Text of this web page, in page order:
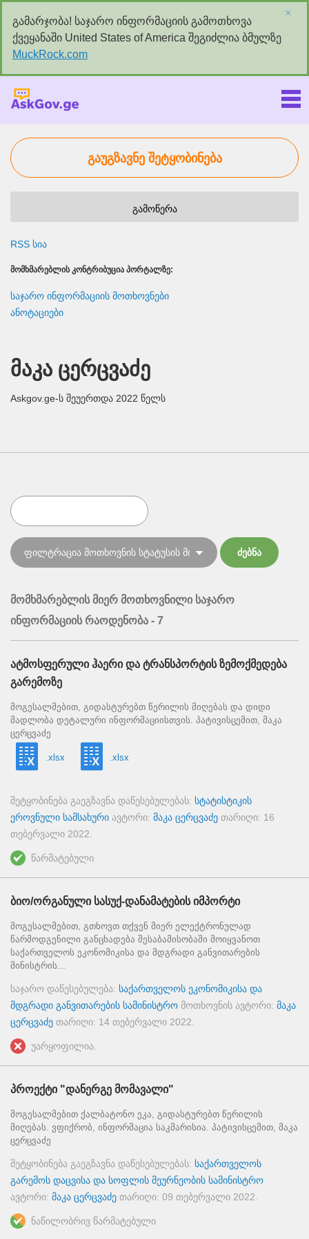
გამარჯობა! საჯარო ინფორმაციის გამოთხოვა
ქვეყანაში United States of America შეგიძლია ბმულზე
MuckRock.com
×
გაუგზავნე შეტყობინება
გამოწერა
RSS სია
ᲛᲝᲛᲮᲛᲐᲠᲔᲑᲚᲘᲡ ᲙᲝᲜᲢᲠᲘᲑᲣᲪᲘᲐ ᲞᲝᲠᲢᲐᲚᲖᲔ:
საჯარო ინფორმაციის მოთხოვნები
ანოტაციები
მაკა ცერცვაძე
Askgov.ge-ს შეუერთდა 2022 წელს
მომხმარებლის მიერ მოთხოვნილი საჯარო
ინფორმაციის რაოდენობა - 7
ატმოსფერული ჰაერი და ტრანსპორტის ზემოქმედება
გარემოზე
მოგესალმებით, გიდასტურებთ წერილის მიღებას და დიდი
მადლობა დეტალური ინფორმაციისთვის. პატივისცემით, მაკა
ცერცვაძე
.xlsx .xlsx
შეტყობინება გაეგზავნა დაწესებულებას: სტატისტიკის
ეროვნული სამსახური ავტორი: მაკა ცერცვაძე თარიღი: 16
თებერვალი 2022
წარმატებული
ბიო/ორგანული სასუქ-დანამატების იმპორტი
მოგესალმებით, გთხოვთ თქვენ მიერ ელექტრონულად
წარმოდგენილი განცხადება შესაბამისობაში მოიყვანოთ
საქართველოს ეკონომიკისა და მდგრადი განვითარების
მინისტრის...
საჯარო დაწესებულება: საქართველოს ეკონომიკისა და
მდგრადი განვითარების სამინისტრო მოთხოვნის ავტორი: მაკა
ცერცვაძე თარიღი: 14 თებერვალი 2022
უარყოფილია.
პროექტი "დანერგე მომავალი"
მოგესალმებით ქალბატონო ეკა, გიდასტურებთ წერილის
მიღებას. ვფიქრობ, ინფორმაცია საკმარისია. პატივისცემით, მაკა
ცერცვაძე
შეტყობინება გაეგზავნა დაწესებულებას: საქართველოს
გარემოს დაცვისა და სოფლის მეურნეობის სამინისტრო
ავტორი: მაკა ცერცვაძე თარიღი: 09 თებერვალი 2022
ნაწილობრივ წარმატებული